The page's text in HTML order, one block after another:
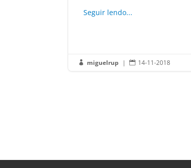
Seguir lendo...
 miguelrup |  14-11-2018